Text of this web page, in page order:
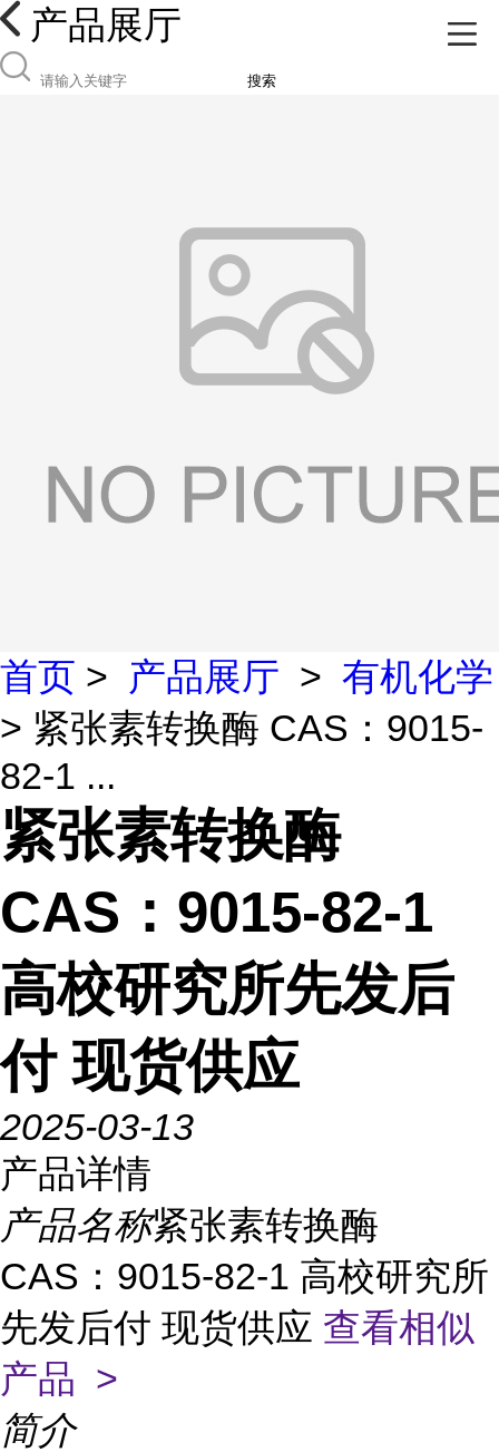
产品展厅
搜索
首页 > 产品展厅 > 有机化学
> 紧张素转换酶 CAS：9015-
82-1 ...
紧张素转换酶
CAS：9015-82-1
高校研究所先发后
付 现货供应
2025-03-13
产品详情
产品名称紧张素转换酶
CAS：9015-82-1 高校研究所
先发后付 现货供应 查看相似
产品 >
简介